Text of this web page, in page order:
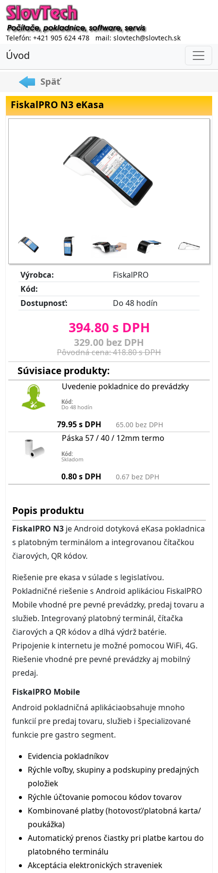
Telefón: +421 905 624 478 mail: slovtech@slovtech.sk
Úvod
Späť
FiskalPRO N3 eKasa
Výrobca:
FiskalPRO
Kód:
Dostupnosť:
Do 48 hodín
394.80 s DPH
329.00 bez DPH
Pôvodná cena: 418.80 s DPH
Súvisiace produkty:
Uvedenie pokladnice do prevádzky
Kód:
Do 48 hodín
79.95 s DPH 65.00 bez DPH
Páska 57 / 40 / 12mm termo
Kód:
Skladom
0.80 s DPH 0.67 bez DPH
Popis produktu
FiskalPRO N3 je Android dotyková eKasa pokladnica
s platobným terminálom a integrovanou čítačkou
čiarových, QR kódov.
Riešenie pre ekasa v súlade s legislatívou.
Pokladničné riešenie s Android aplikáciou FiskalPRO
Mobile vhodné pre pevné prevádzky, predaj tovaru a
služieb. Integrovaný platobný terminál, čítačka
čiarových a QR kódov a dlhá výdrž batérie.
Pripojenie k internetu je možné pomocou WiFi, 4G.
Riešenie vhodné pre pevné prevádzky aj mobilný
predaj.
FiskalPRO Mobile
Android pokladničná aplikáciaobsahuje mnoho
funkcií pre predaj tovaru, služieb i špecializované
funkcie pre gastro segment.
Evidencia pokladníkov
Rýchle voľby, skupiny a podskupiny predajných
položiek
Rýchle účtovanie pomocou kódov tovarov
Kombinované platby (hotovosť/platobná karta/
poukážka)
Automatický prenos čiastky pri platbe kartou do
platobného terminálu
Akceptácia elektronických straveniek